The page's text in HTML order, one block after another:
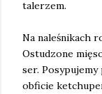
talerzem.
Na naleśnikach
Ostudzone
ser.
obficie